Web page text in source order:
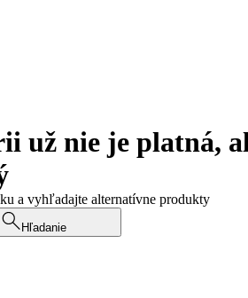
už nie je platná,
a vyhľadajte alternatívne produkty
Hľadanie